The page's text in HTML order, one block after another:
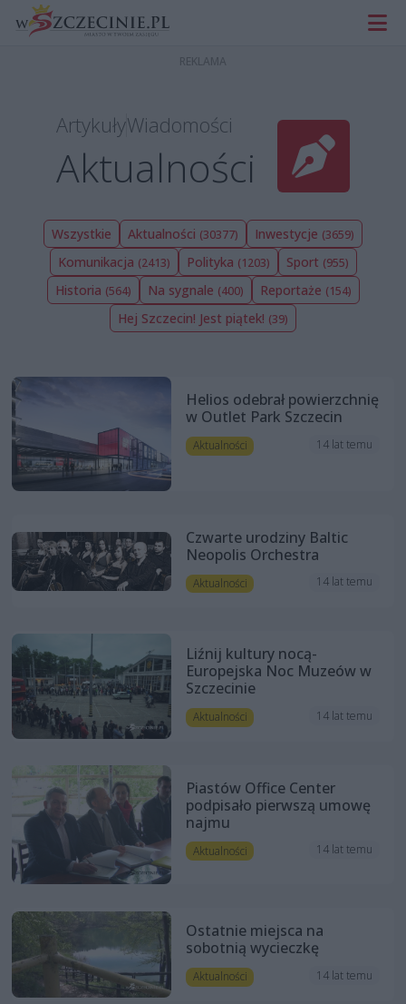
ArtykułyWiadomości
Aktualności
Wszystkie Aktualności (30377) Inwestycje (3659)
Komunikacja (2413) Polityka (1203) Sport (955)
Historia (564) Na sygnale (400) Reportaże (154)
Hej Szczecin! Jest piątek! (39)
Helios odebrał powierzchnię
w Outlet Park Szczecin
Aktualności 14 lat temu
Czwarte urodziny Baltic
Neopolis Orchestra
Aktualności 14 lat temu
Liźnij kultury nocą-
Europejska Noc Muzeów w
Szczecinie
Aktualności 14 lat temu
Piastów Office Center
podpisało pierwszą umowę
najmu
Aktualności 14 lat temu
Ostatnie miejsca na
sobotnią wycieczkę
Aktualności 14 lat temu